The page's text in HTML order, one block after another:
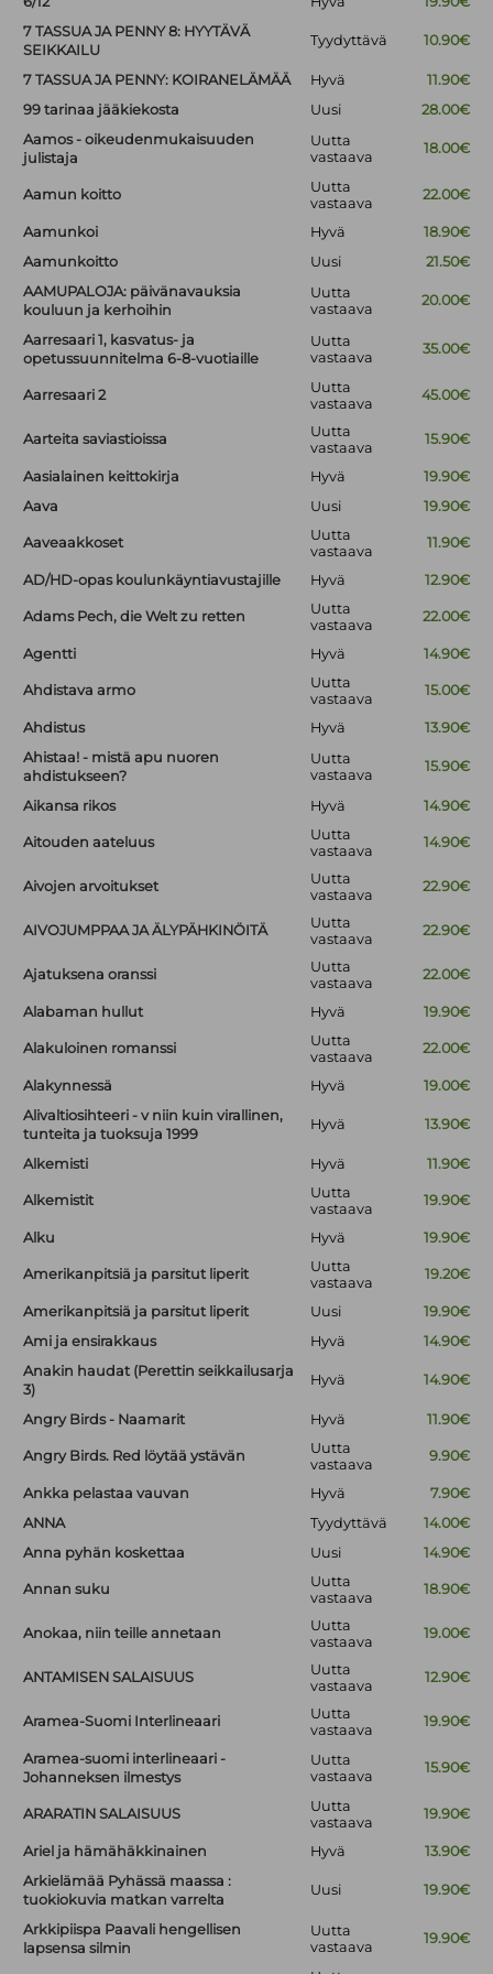
7 TASSUA JA PENNY 8: HYYTÄVÄ
SEIKKAILU
Tyydyttävä 10.90€
7 TASSUA JA PENNY: KOIRANELÄMÄÄ Hyvä
11.90€
99 tarinaa jääkiekosta
Uusi
28.00€
Aamos - oikeudenmukaisuuden
julistaja
Uutta
vastaava
18.00€
Aamun koitto
Uutta
vastaava
22.00€
Aamunkoi Hyvä
18.90€
Aamunkoitto
Uusi
21.50€
AAMUPALOJA: päivänavauksia
kouluun ja kerhoihin
Uutta
vastaava
20.00€
Aarresaari 1, kasvatus- ja
opetussuunnitelma 6-8-vuotiaille
Uutta
vastaava
35.00€
Aarresaari 2
Uutta
vastaava
45.00€
Aarteita saviastioissa
Uutta
vastaava
15.90€
Aasialainen keittokirja Hyvä
19.90€
Aava
Uusi 19.90€
Aaveaakkoset
Uutta
vastaava
11.90€
AD/HD-opas koulunkäyntiavustajille Hyvä 12.90€
Adams Pech, die Welt zu retten
Uutta
vastaava
22.00€
Agentti Hyvä 14.90€
Ahdistava armo
Uutta
vastaava
15.00€
Ahdistus Hyvä
13.90€
Ahistaa! - mistä apu nuoren
ahdistukseen?
Uutta
vastaava
15.90€
Aikansa rikos Hyvä 14.90€
Aitouden aateluus
Uutta
vastaava
14.90€
Aivojen arvoitukset
Uutta
vastaava
22.90€
AIVOJUMPPAA JA ÄLYPÄHKINÖITÄ
Uutta
vastaava
22.90€
Ajatuksena oranssi
Uutta
vastaava
22.00€
Alabaman hullut Hyvä 19.90€
Alakuloinen romanssi
Uutta
vastaava
22.00€
Alakynnessä Hyvä
19.00€
Alivaltiosihteeri - v niin kuin virallinen,
tunteita ja tuoksuja 1999
Hyvä 13.90€
Alkemisti Hyvä 11.90€
Alkemistit
Uutta
vastaava
19.90€
Alku Hyvä 19.90€
Amerikanpitsiä ja parsitut liperit
Uutta
vastaava
19.20€
Amerikanpitsiä ja parsitut liperit Uusi
19.90€
Ami ja ensirakkaus
Hyvä
14.90€
Anakin haudat (Perettin seikkailusarja
3)
Hyvä 14.90€
Angry Birds - Naamarit Hyvä 11.90€
Angry Birds. Red löytää ystävän
Uutta
vastaava
9.90€
Ankka pelastaa vauvan Hyvä
7.90€
ANNA
Tyydyttävä
14.00€
Anna pyhän koskettaa
Uusi 14.90€
Annan suku
Uutta
vastaava
18.90€
Anokaa, niin teille annetaan
Uutta
vastaava
19.00€
ANTAMISEN SALAISUUS
Uutta
vastaava
12.90€
Aramea-Suomi Interlineaari
Uutta
vastaava
19.90€
Aramea-suomi interlineaari -
Johanneksen ilmestys
Uutta
vastaava
15.90€
ARARATIN SALAISUUS
Uutta
vastaava
19.90€
Ariel ja hämähäkkinainen Hyvä
13.90€
Arkielämää Pyhässä maassa :
tuokiokuvia matkan varrelta
Uusi 19.90€
Arkkipiispa Paavali hengellisen
lapsensa silmin
Uutta
vastaava
19.90€